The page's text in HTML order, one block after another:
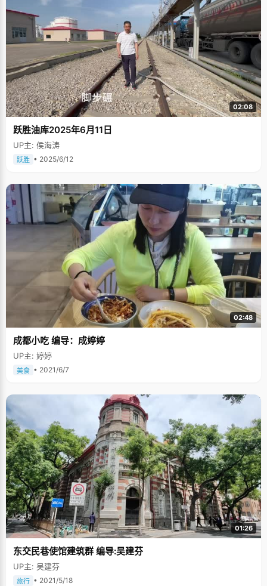
02:08
跃胜油库2025年6月11日
UP主: 侯海涛
跃胜 • 2025/6/12
02:48
成都小吃 编导：成婷婷
UP主: 婷婷
美食 • 2021/6/7
01:26
东交民巷使馆建筑群 编导:吴建芬
UP主: 吴建芬
旅行 • 2021/5/18